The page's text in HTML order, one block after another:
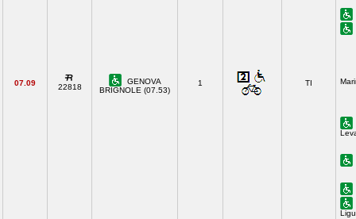
07.09 22818
GENOVA
BRIGNOLE (07.53)
1 TI